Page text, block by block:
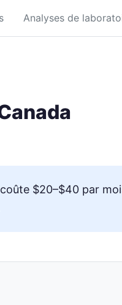
Analyses de
$20–$40 par